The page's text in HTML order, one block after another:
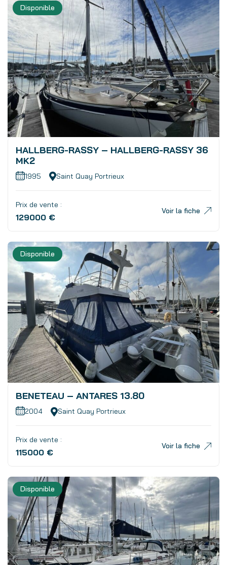
Disponible
HALLBERG-RASSY – HALLBERG-RASSY 36
MK2
1995 Saint Quay Portrieux
Prix de vente :
129000 €
Voir la fiche
Disponible
BENETEAU – ANTARES 13.80
2004 Saint Quay Portrieux
Prix de vente :
115000 €
Voir la fiche
Disponible